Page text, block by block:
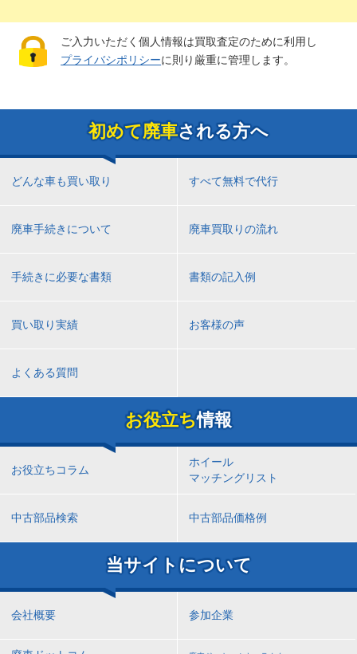
ご入力いただく個人情報は買取査定のために利用し
プライバシポリシーに則り厳重に管理します。
初めて廃車される方へ
どんな車も買い取り すべて無料で代行
廃車手続きについて 廃車買取りの流れ
手続きに必要な書類 書類の記入例
買い取り実績 お客様の声
よくある質問
お役立ち情報
お役立ちコラム
ホイール
マッチングリスト
中古部品検索 中古部品価格例
当サイトについて
会社概要 参加企業